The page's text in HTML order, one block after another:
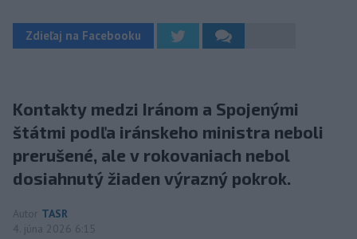
Zdieľaj na Facebooku
Kontakty medzi Iránom a Spojenými
štátmi podľa iránskeho ministra neboli
prerušené, ale v rokovaniach nebol
dosiahnutý žiaden výrazný pokrok.
Autor TASR
4. júna 2026 6:15